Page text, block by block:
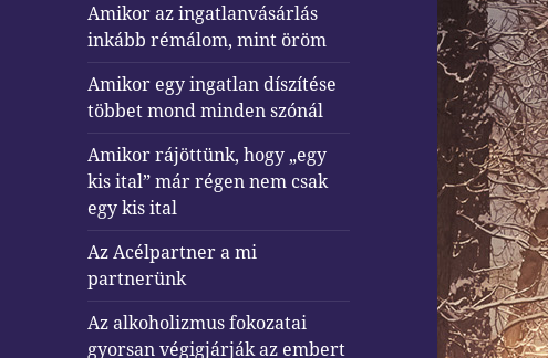
Amikor az ingatlanvásárlás
inkább rémálom, mint öröm
Amikor egy ingatlan díszítése
többet mond minden szónál
Amikor rájöttünk, hogy „egy
kis ital” már régen nem csak
egy kis ital
Az Acélpartner a mi
partnerünk
Az alkoholizmus fokozatai
gyorsan végigjárják az embert